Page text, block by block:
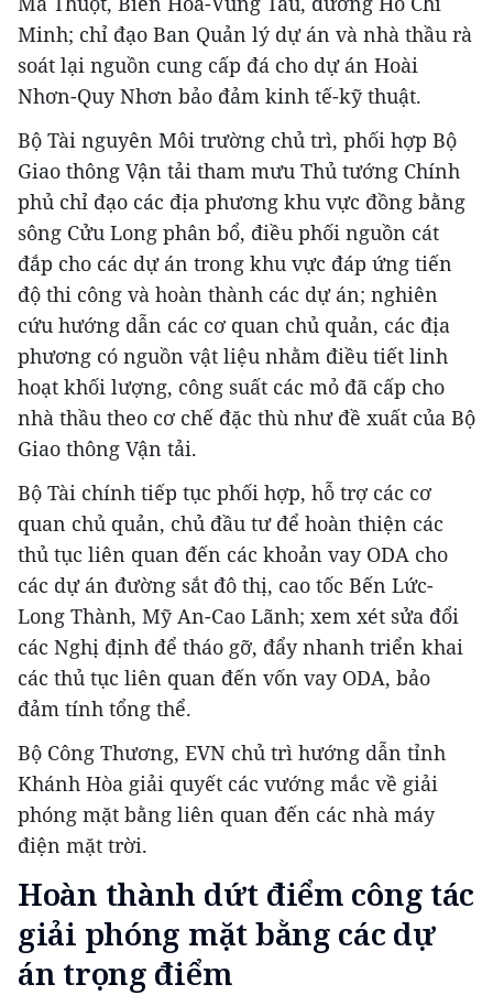
Minh; chỉ đạo Ban Quản lý dự án và nhà thầu rà
soát lại nguồn cung cấp đá cho dự án Hoài
Nhơn-Quy Nhơn bảo đảm kinh tế-kỹ thuật.
Bộ Tài nguyên Môi trường chủ trì, phối hợp Bộ
Giao thông Vận tải tham mưu Thủ tướng Chính
phủ chỉ đạo các địa phương khu vực đồng bằng
sông Cửu Long phân bổ, điều phối nguồn cát
đắp cho các dự án trong khu vực đáp ứng tiến
độ thi công và hoàn thành các dự án; nghiên
cứu hướng dẫn các cơ quan chủ quản, các địa
phương có nguồn vật liệu nhằm điều tiết linh
hoạt khối lượng, công suất các mỏ đã cấp cho
nhà thầu theo cơ chế đặc thù như đề xuất của Bộ
Giao thông Vận tải.
Bộ Tài chính tiếp tục phối hợp, hỗ trợ các cơ
quan chủ quản, chủ đầu tư để hoàn thiện các
thủ tục liên quan đến các khoản vay ODA cho
các dự án đường sắt đô thị, cao tốc Bến Lức-
Long Thành, Mỹ An-Cao Lãnh; xem xét sửa đổi
các Nghị định để tháo gỡ, đẩy nhanh triển khai
các thủ tục liên quan đến vốn vay ODA, bảo
đảm tính tổng thể.
Bộ Công Thương, EVN chủ trì hướng dẫn tỉnh
Khánh Hòa giải quyết các vướng mắc về giải
phóng mặt bằng liên quan đến các nhà máy
điện mặt trời.
Hoàn thành dứt điểm công tác
giải phóng mặt bằng các dự
án trọng điểm